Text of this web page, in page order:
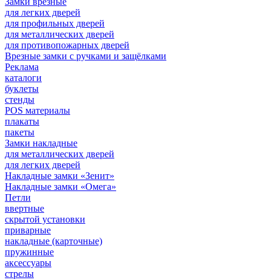
для легких дверей
для профильных дверей
для металлических дверей
для противопожарных дверей
Врезные замки с ручками и защёлками
Реклама
каталоги
буклеты
стенды
POS материалы
плакаты
пакеты
Замки накладные
для металлических дверей
для легких дверей
Накладные замки «Зенит»
Накладные замки «Омега»
Петли
ввертные
скрытой установки
приварные
накладные (карточные)
пружинные
аксессуары
стрелы